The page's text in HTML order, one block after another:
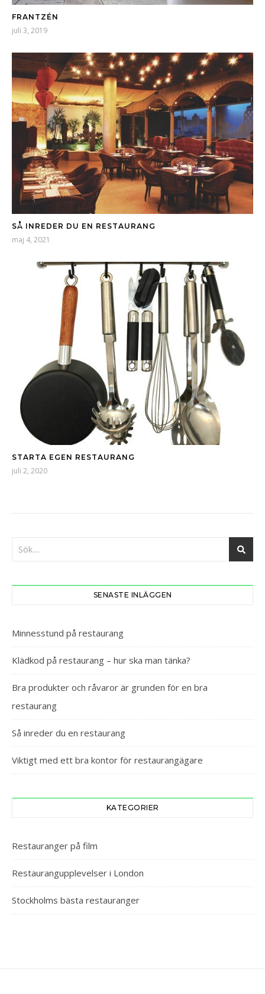
FRANTZÉN
juli 3, 2019
SÅ INREDER DU EN RESTAURANG
maj 4, 2021
STARTA EGEN RESTAURANG
juli 2, 2020
SENASTE INLÄGGEN
Minnesstund på restaurang
Klädkod på restaurang – hur ska man tänka?
Bra produkter och råvaror är grunden för en bra
restaurang
Så inreder du en restaurang
Viktigt med ett bra kontor för restaurangägare
KATEGORIER
Restauranger på film
Restaurangupplevelser i London
Stockholms bästa restauranger